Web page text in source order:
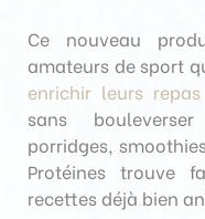
Ce nouveau
amateurs de sport
enrichir leurs
sans
porridges,
Protéines trouve
recettes déjà bien